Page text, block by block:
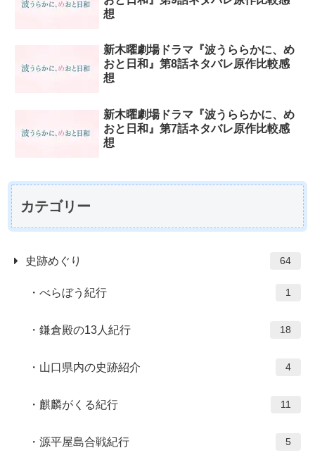
想
新木曜劇場ドラマ『波うららかに、め
おと日和』第8話ネタバレ原作比較感
想
新木曜劇場ドラマ『波うららかに、め
おと日和』第7話ネタバレ原作比較感
想
カテゴリー
史跡めぐり 64
べらぼう紀行 1
鎌倉殿の13人紀行 18
山口県内の史跡紹介 4
麒麟がくる紀行 11
源平屋島合戦紀行 5